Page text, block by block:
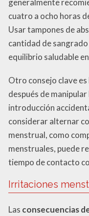
generalmente
cuatro a ocho horas
Usar tampones de
cantidad de
equilibrio saludable
Otro consejo clave
después de
introducción
considerar alternar
menstrual, como
menstruales, puede
tiempo de contacto
Irritaciones
Las consecuencias